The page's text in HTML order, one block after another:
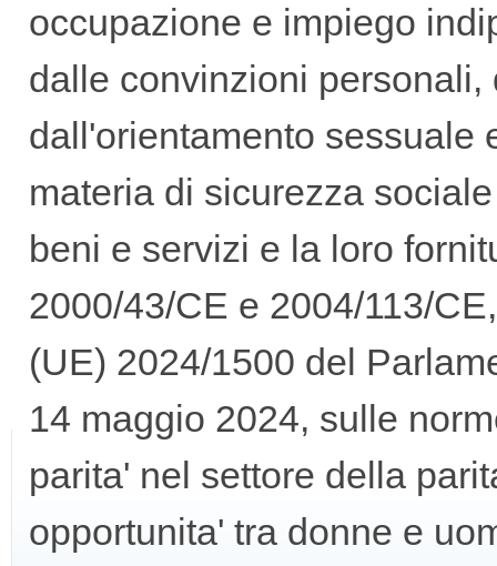
F.A.Q.
INSERZIONI
VENDITA
occupazione e impiego
dalle convinzioni
dall'orientamento sessuale
materia di sicurezza
beni e servizi e la loro
2000/43/CE e 2004/113/
(UE) 2024/1500 del
14 maggio 2024, sulle
parita' nel settore della
opportunita' tra donne e